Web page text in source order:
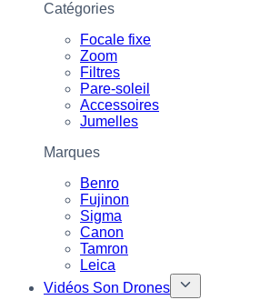
Catégories
Focale fixe
Zoom
Filtres
Pare-soleil
Accessoires
Jumelles
Marques
Benro
Fujinon
Sigma
Canon
Tamron
Leica
Vidéos Son Drones